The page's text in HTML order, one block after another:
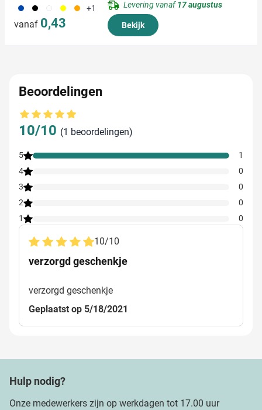
023 001 002 006 007 +1
vanaf 0,43
Levering vanaf17 augustus
Bekijk
Beoordelingen
Gemiddelde beoordeling: 10 van 10
10/10 (1 beoordelingen)
5
1
4
0
3
0
2
0
1
0
10/10
verzorgd geschenkje
verzorgd geschenkje
Geplaatst op 5/18/2021
Hulp nodig?
Onze medewerkers zijn op werkdagen tot 17.00 uur